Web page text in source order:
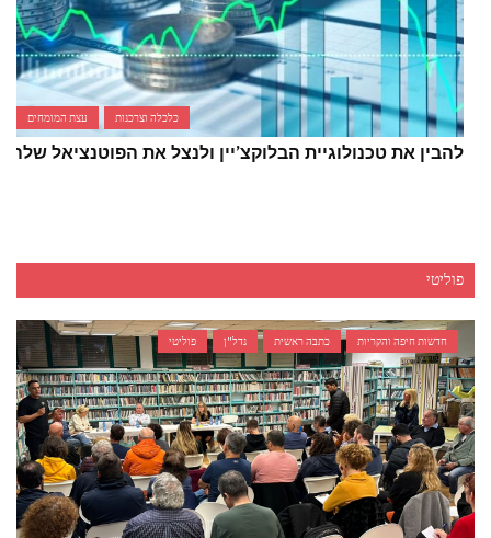
כלכלה וצרכנות עצת המומחים
להבין את טכנולוגיית הבלוקצ’יין ולנצל את הפוטנציאל שלה
פוליטי
חדשות חיפה והקריות כתבה ראשית נדל"ן פוליטי